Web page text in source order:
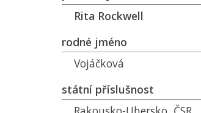
Rita Rockwell
rodné jméno
Vojáčková
státní příslušnost